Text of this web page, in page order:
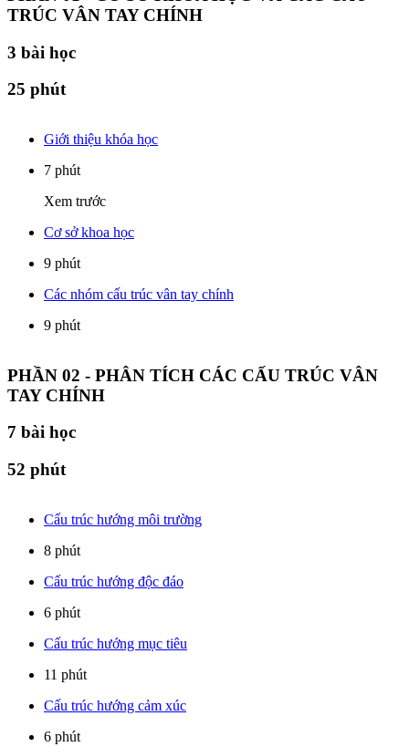
TRÚC VÂN TAY CHÍNH
3 bài học
25 phút
Giới thiệu khóa học
7 phút
Xem trước
Cơ sở khoa học
9 phút
Các nhóm cấu trúc vân tay chính
9 phút
PHẦN 02 - PHÂN TÍCH CÁC CẤU TRÚC VÂN
TAY CHÍNH
7 bài học
52 phút
Cấu trúc hướng môi trường
8 phút
Cấu trúc hướng độc đáo
6 phút
Cấu trúc hướng mục tiêu
11 phút
Cấu trúc hướng cảm xúc
6 phút